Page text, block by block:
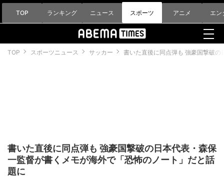
TOP ランキング ニュース スポーツ アニメ エン
TOP スポーツニュース サッカー 書いた直後に同点弾も 強豪国撃破
書いた直後に同点弾も 強豪国撃破の日本代表・森保
一監督が書くメモが海外で「恐怖のノート」だと話
題に